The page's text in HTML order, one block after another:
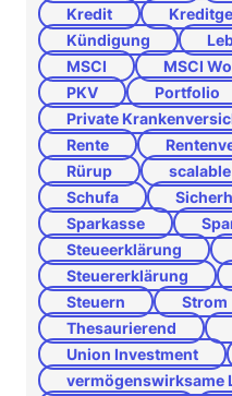
Kredit
Kündigung
MSCI
MSCI
PKV
Portfolio
Private
Rente
Rürup
Schufa
Sparkasse
Steueerklärung
Steuererklärung
Steuern
Strom
Thesaurierend
Union Investment
vermögenswirksame